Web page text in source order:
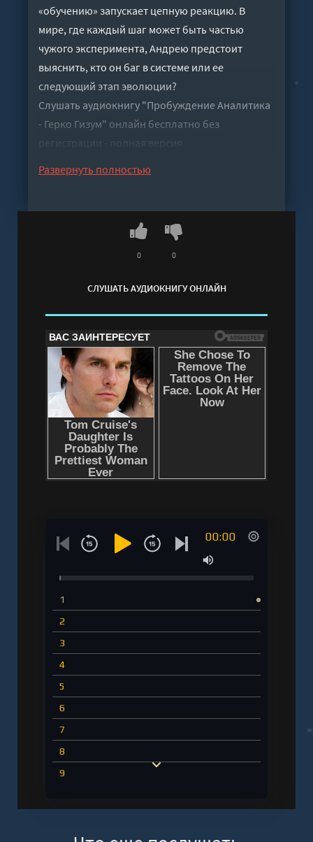
«обучению» запускает цепную реакцию. В
мире, где каждый шаг может быть частью
чужого эксперимента, Андрею предстоит
выяснить, кто он баг в системе или ее
следующий этап эволюции?
Слушать аудиокнигу "Пробуждение Аналитика
- Герко Гизум" онлайн бесплатно без
регистрации - полная версия
Развернуть полностью
СЛУШАТЬ АУДИОКНИГУ ОНЛАЙН
0 0
00:00
1
2
3
4
5
6
7
8
9